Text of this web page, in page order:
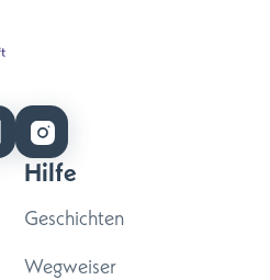
Hilfe
Geschichten
Wegweiser